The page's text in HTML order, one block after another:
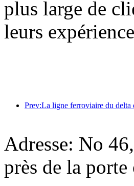
plus large de
leurs
Adresse: No
près de la